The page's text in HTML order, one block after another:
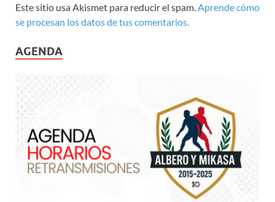
Este sitio usa Akismet para reducir el spam.Aprende cómo
se procesan los datos de tus comentarios.
AGENDA